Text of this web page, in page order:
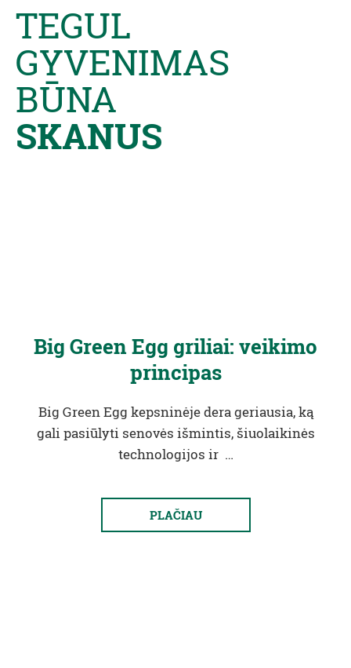
TEGUL
GYVENIMAS
BŪNA
SKANUS
Big Green Egg griliai: veikimo
principas
Big Green Egg kepsninėje dera geriausia, ką
gali pasiūlyti senovės išmintis, šiuolaikinės
technologijos ir …
PLAČIAU